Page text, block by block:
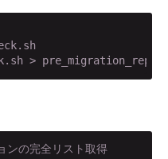
>
ンの完全リスト取得